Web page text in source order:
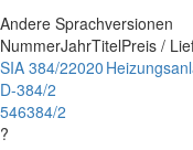
Andere Sprachversionen
NummerJahrTitelPreis /
SIA 384/2
D-384/2
546384/2
?
2020